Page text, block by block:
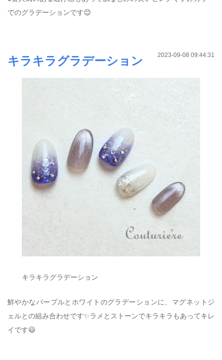
でのグラデーションです😊
2023-09-08 09:44:31
キラキラグラデーション
キラキラグラデーション
鮮やかなパープルとホワイトのグラデーションに、マグネットジ
ェルとの組み合わせです✨ラメとストーンでキラキラもあってキレ
イです😃